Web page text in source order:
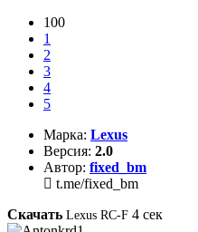
100
1
2
3
4
5
Марка: Lexus
Версия: 2.0
Автор: fixed_bm
t.me/fixed_bm
Скачать Lexus RC-F 4 сек